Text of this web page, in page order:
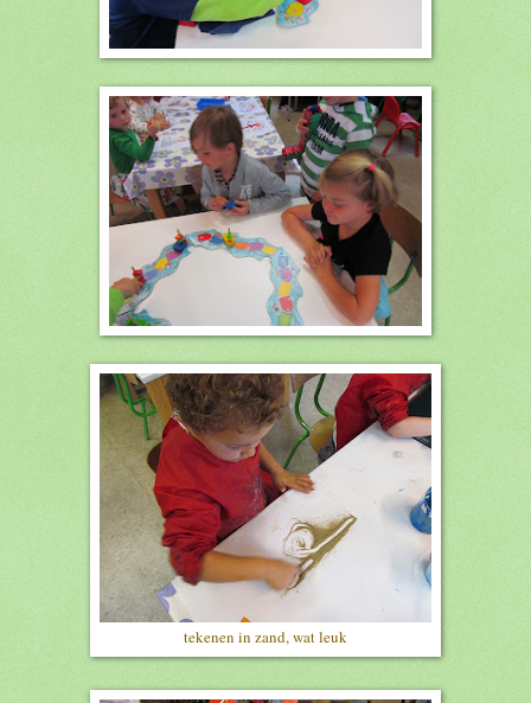
tekenen in zand, wat leuk